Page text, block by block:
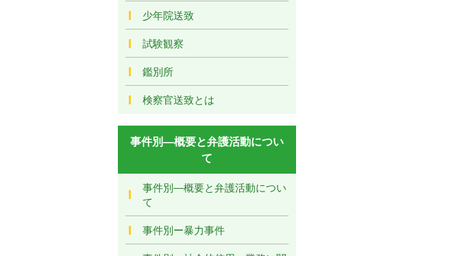
少年院送致
試験観察
鑑別所
検察官送致とは
事件別―概要と弁護活動につい
て
事件別―概要と弁護活動につい
て
事件別ー暴力事件